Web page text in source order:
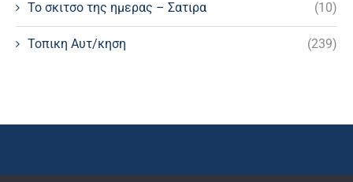
Το σκιτσο της ημερας – Σατιρα (10)
Τοπικη Αυτ/κηση (239)